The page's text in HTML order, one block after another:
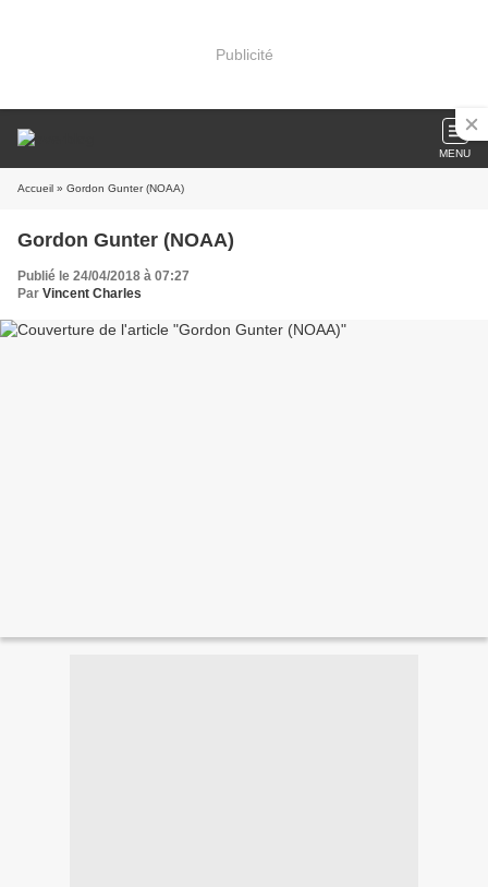
Publicité
MENU
Accueil » Gordon Gunter (NOAA)
Gordon Gunter (NOAA)
Publié le 24/04/2018 à 07:27
Par Vincent Charles